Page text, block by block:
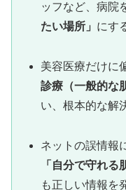
ッフなど、病院
たい場所」 にす
美容医療だけに
診療（一般的な
い、根本的な解
ネットの誤情報
「自分で守れる
も正しい情報を